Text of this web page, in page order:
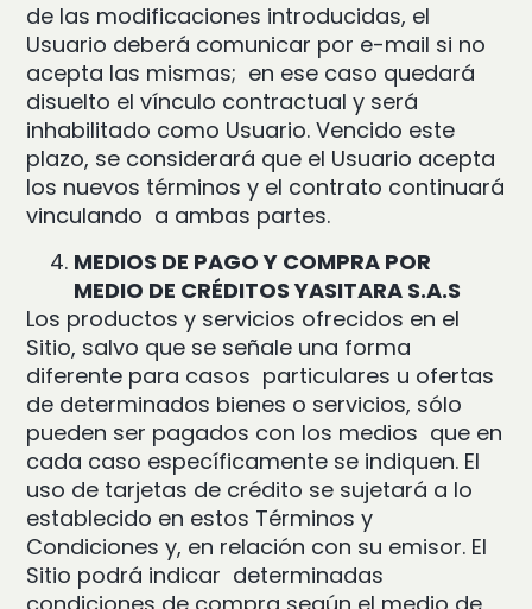
de las modificaciones introducidas, el
Usuario deberá comunicar por e-mail si no
acepta las mismas; en ese caso quedará
disuelto el vínculo contractual y será
inhabilitado como Usuario. Vencido este
plazo, se considerará que el Usuario acepta
los nuevos términos y el contrato continuará
vinculando a ambas partes.
MEDIOS DE PAGO Y COMPRA POR
MEDIO DE CRÉDITOS YASITARA S.A.S
Los productos y servicios ofrecidos en el
Sitio, salvo que se señale una forma
diferente para casos particulares u ofertas
de determinados bienes o servicios, sólo
pueden ser pagados con los medios que en
cada caso específicamente se indiquen. El
uso de tarjetas de crédito se sujetará a lo
establecido en estos Términos y
Condiciones y, en relación con su emisor. El
Sitio podrá indicar determinadas